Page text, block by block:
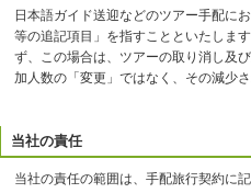
日本語ガイド送迎などのツアー手配に
等の追記項目」を指すことといたしま
ず、この場合は、ツアーの取り消し及
加人数の「変更」ではなく、その減少
当社の責任
当社の責任の範囲は、手配旅行契約に